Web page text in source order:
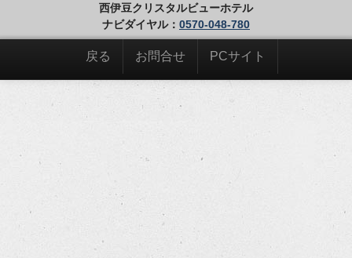
西伊豆クリスタルビューホテル
ナビダイヤル： 0570-048-780
戻る お問合せ PCサイト